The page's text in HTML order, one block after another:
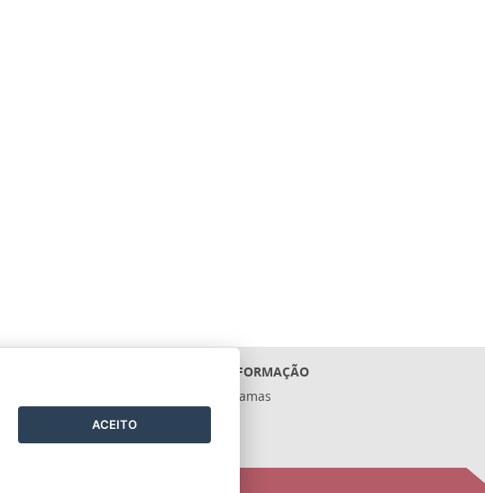
ACESSO À INFORMAÇÃO
Ações e Programas
Contratos
ACEITO